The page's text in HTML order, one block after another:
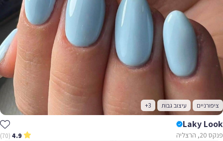
ציפורניים עיצוב גבות +3
Laky Look
פנקס 20, הרצליה 4.9
(70)